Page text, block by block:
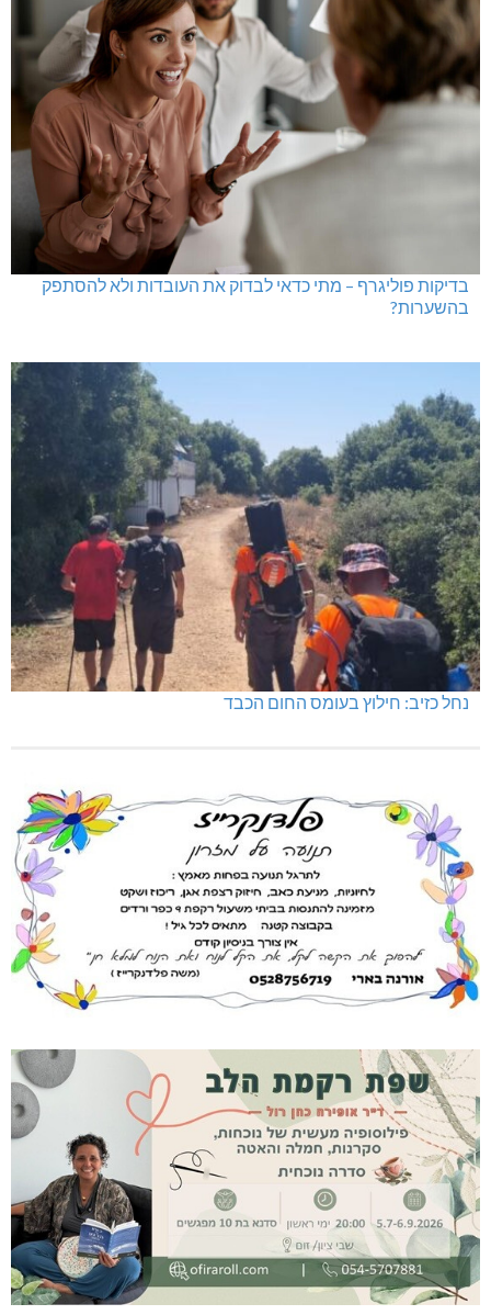
בדיקות פוליגרף – מתי כדאי לבדוק את העובדות ולא להסתפק
בהשערות?
נחל כזיב: חילוץ בעומס החום הכבד